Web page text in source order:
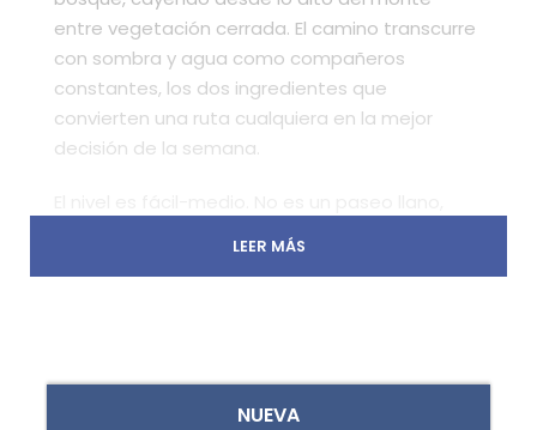
NUEVA
entre vegetación cerrada. El camino transcurre
con sombra y agua como compañeros
constantes, los dos ingredientes que
convierten una ruta cualquiera en la mejor
decisión de la semana.
pero tampoco necesitas ser montañero para
el agua caer y piensas que esto estaba a una
hora de Madrid y no lo sabías.
LEER MÁS